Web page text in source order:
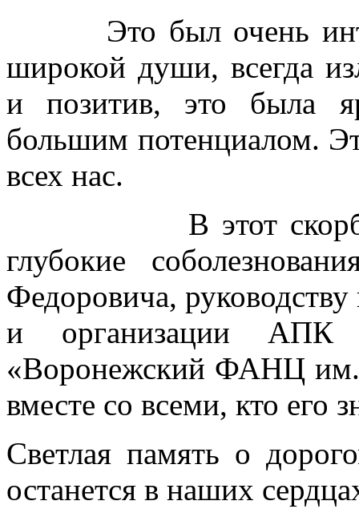
Это был очень
широкой души, всегда
и позитив, это была
большим потенциалом.
всех нас.
В этот скорбный
глубокие
Федоровича,
и организации
«Воронежский ФАНЦ
вместе со всеми, кто его
Светлая память о
останется в наших